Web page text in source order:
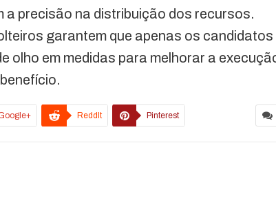
a precisão na distribuição dos recursos.
garantem que apenas os candidatos
olho em medidas para melhorar a
ReddIt Pinterest